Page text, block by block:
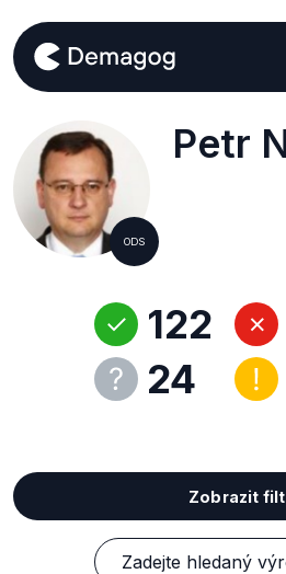
ODS
Petr
122
24
Zobrazit